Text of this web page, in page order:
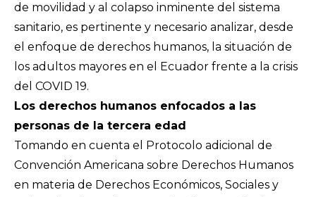
de movilidad y al colapso inminente del sistema
sanitario, es pertinente y necesario analizar, desde
el enfoque de derechos humanos, la situación de
los adultos mayores en el Ecuador frente a la crisis
del COVID 19.
Los derechos humanos enfocados a las
personas de la tercera edad
Tomando en cuenta el Protocolo adicional de
Convención Americana sobre Derechos Humanos
en materia de Derechos Económicos, Sociales y